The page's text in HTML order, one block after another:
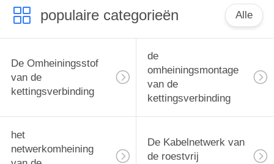
populaire categorieën Alle
De Omheiningsstof
van de
kettingsverbinding
de
omheiningsmontage
van de
kettingsverbinding
het
netwerkomheining
De Kabelnetwerk van
de roestvrij